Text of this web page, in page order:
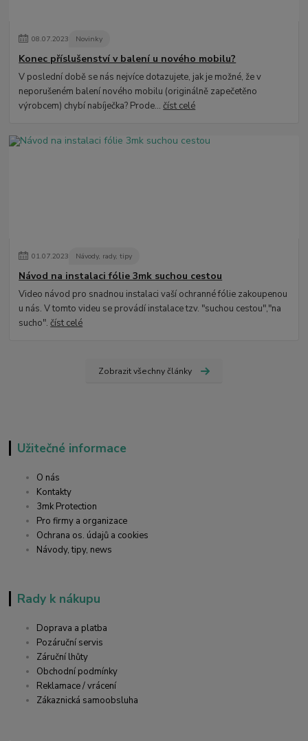
08.07.2023 Novinky
Konec příslušenství v balení u nového mobilu?
V poslední době se nás nejvíce dotazujete, jak je možné, že v
neporušeném balení nového mobilu (originálně zapečetěno
výrobcem) chybí nabíječka? Prode...číst celé
01.07.2023 Návody, rady, tipy
Návod na instalaci fólie 3mk suchou cestou
Video návod pro snadnou instalaci vaší ochranné fólie zakoupenou
u nás. V tomto videu se provádí instalace tzv. "suchou cestou","na
sucho".číst celé
Zobrazit všechny články
Užitečné informace
O nás
Kontakty
3mk Protection
Pro firmy a organizace
Ochrana os. údajů a cookies
Návody, tipy, news
Rady k nákupu
Doprava a platba
Pozáruční servis
Záruční lhůty
Obchodní podmínky
Reklamace / vrácení
Zákaznická samoobsluha